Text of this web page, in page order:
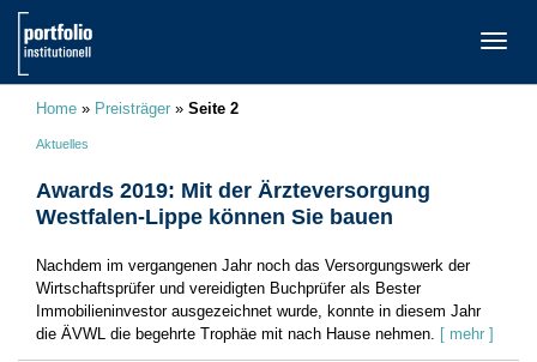
Home » Preisträger » Seite 2
Aktuelles
Awards 2019: Mit der Ärzteversorgung
Westfalen-Lippe können Sie bauen
Nachdem im vergangenen Jahr noch das Versorgungswerk der
Wirtschaftsprüfer und vereidigten Buchprüfer als Bester
Immobilieninvestor ausgezeichnet ­wurde, konnte in diesem Jahr
die ÄVWL die begehrte Trophäe mit nach Hause nehmen. [ mehr ]